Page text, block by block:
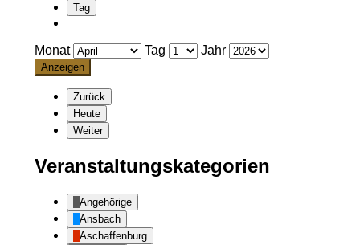
Tag
Monat Tag Jahr
Zurück
Heute
Weiter
Veranstaltungskategorien
Angehörige
Ansbach
Aschaffenburg